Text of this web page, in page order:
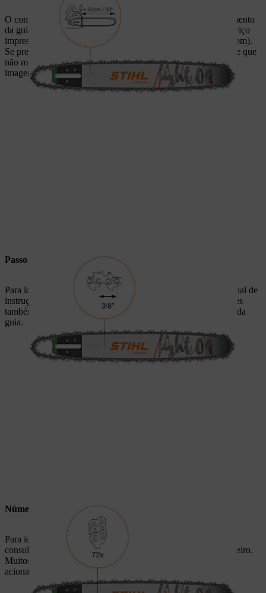
O comprimento da corrente de serra está adaptado ao comprimento
da guia. O comprimento da guia encontra-se no campo de serviço
impresso na guia (representado ampliado pelo círculo na imagem).
Se pretender medir o comprimento da sua guia, certifique-se de que
não mede também a ligação de guia (representada a preto na
imagem).
Passo da corrente
Para identificar o passo da corrente adequado, consulte o manual de
instruções da máquina do fabricante terceiro. Muitos fabricantes
também especificam o passo da corrente no campo de serviço da
guia.
Número de elos de acionamento da corrente
Para identificar o número adequado de elos de acionamento,
consulte o manual de instruções da máquina do fabricante terceiro.
Muitos fabricantes também especificam o número de elos de
acionamento no campo de serviço da guia.